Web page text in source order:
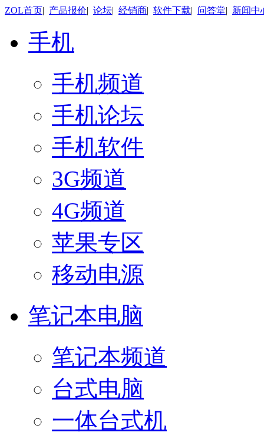
ZOL首页| 产品报价| 论坛| 经销商| 软件下载| 问答堂| 新闻中
手机
手机频道
手机论坛
手机软件
3G频道
4G频道
苹果专区
移动电源
笔记本电脑
笔记本频道
台式电脑
一体台式机